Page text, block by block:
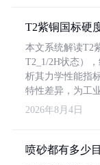
T2紫铜国标硬
本文系统解读T2
T2_1/2H状态）
析其力学性能指
特性差异，为工
2026年8月4日
喷砂都有多少目